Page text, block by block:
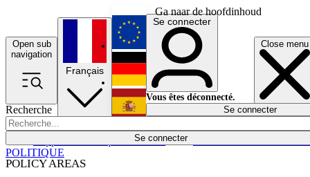
Ga naar de hoofdinhoud
Open sub
navigation
Close menu
Recherche
Se connecter
POLICY AREAS
Économie
Français
English
Deutsch
Español
Se connecter
Vous êtes déconnecté.
Se connecter
POLITIQUE